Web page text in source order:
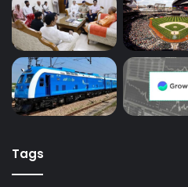
Tags